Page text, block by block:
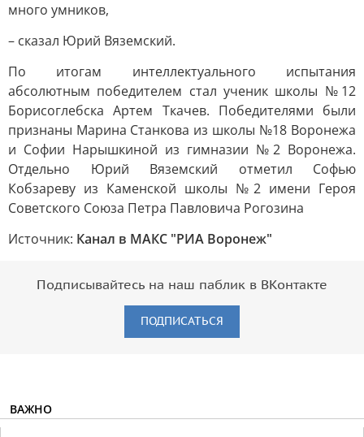
много умников,
– сказал Юрий Вяземский.
По итогам интеллектуального испытания
абсолютным победителем стал ученик школы №12
Борисоглебска Артем Ткачев. Победителями были
признаны Марина Станкова из школы №18 Воронежа
и Софии Нарышкиной из гимназии №2 Воронежа.
Отдельно Юрий Вяземский отметил Софью
Кобзареву из Каменской школы №2 имени Героя
Советского Союза Петра Павловича Рогозина
Источник: Канал в МАКС "РИА Воронеж"
Подписывайтесь на наш паблик в ВКонтакте
ПОДПИСАТЬСЯ
ВАЖНО